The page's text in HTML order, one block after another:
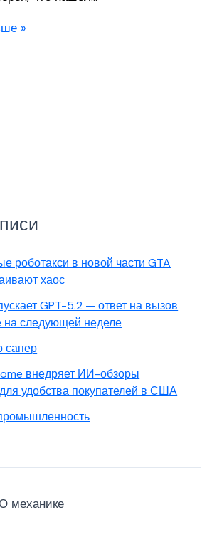
»
роботакси в новой части GTA
хаос
GPT-5.2 — ответ на вызов
на следующей неделе
сапер
внедряет ИИ-обзоры
удобства покупателей в США
механике